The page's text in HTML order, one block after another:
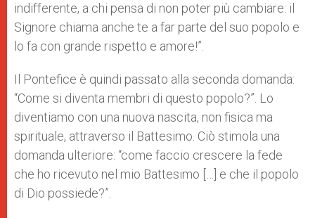
indifferente, a chi pensa di non poter più cambiare: il
Signore chiama anche te a far parte del suo popolo e
lo fa con grande rispetto e amore!”.
Il Pontefice è quindi passato alla seconda domanda:
“Come si diventa membri di questo popolo?”. Lo
diventiamo con una nuova nascita, non fisica ma
spirituale, attraverso il Battesimo. Ciò stimola una
domanda ulteriore: “come faccio crescere la fede
che ho ricevuto nel mio Battesimo […] e che il popolo
di Dio possiede?”.